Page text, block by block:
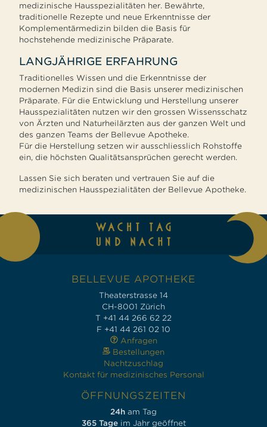
medizinische Hausspezialitäten her. Bewährte,
traditionelle Rezepte und neue Erkenntnisse der
Komplementärmedizin bilden die Basis für
hochstehende medizinische Präparate.
LANGJÄHRIGE ERFAHRUNG
Traditionelles Wissen und die Erkenntnisse der
modernen Medizin sind die Basis unserer medizinischen
Präparate. Für die Entwicklung und Herstellung unserer
Hausspezialitäten nutzen wir den grossen Wissensschatz
von Ärzten und Naturheilärzten aus der ganzen Welt und
des ganzen Teams der Bellevue Apotheke.
Für die Herstellung setzen wir ausschliesslich Rohstoffe
ein, die höchsten Qualitätsansprüchen gerecht werden.
Lassen Sie sich beraten und vertrauen Sie auf die
medizinischen Hausspezialitäten der Bellevue Apotheke.
BELLEVUE APOTHEKE
Theaterstrasse 14
CH-8001 Zürich
T +41 44 266 62 22
F +41 44 261 02 10
Anfragen
Bestellungen
Nachtzuschlag
Kontakt für medizinisches Personal
ÖFFNUNGSZEITEN
24h am Tag
365 Tageim Jahr geöffnet